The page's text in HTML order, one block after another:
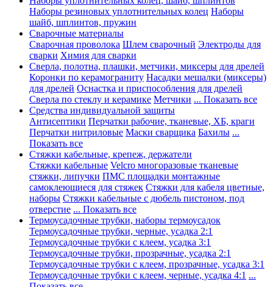
Наборы резиновых уплотнительных колец Наборы
шайб, шплинтов, пружин
Сварочные материалы
Сварочная проволока Шлем сварочный Электроды для
сварки Химия для сварки
Сверла, полотна, плашки, метчики, миксеры для дрелей
Коронки по керамограниту Насадки мешалки (миксеры)
для дрелей Оснастка и приспособления для дрелей
Сверла по стеклу и керамике Метчики ... Показать все
Средства индивидуальной защиты
Антисептики Перчатки рабочие, тканевые, ХБ, краги
Перчатки нитриловые Маски сварщика Бахилы ...
Показать все
Стяжки кабельные, крепеж, держатели
Стяжки кабельные Velcro многоразовые тканевые
стяжки, липучки ПМС площадки монтажные
самоклеющиеся для стяжек Стяжки для кабеля цветные,
наборы Стяжки кабельные с дюбель пистоном, под
отверстие ... Показать все
Термоусадочные трубки, наборы термоусадок
Термоусадочные трубки, черные, усадка 2:1
Термоусадочные трубки с клеем, усадка 3:1
Термоусадочные трубки, прозрачные, усадка 2:1
Термоусадочные трубки с клеем, прозрачные, усадка 3:1
Термоусадочные трубки с клеем, черные, усадка 4:1 ...